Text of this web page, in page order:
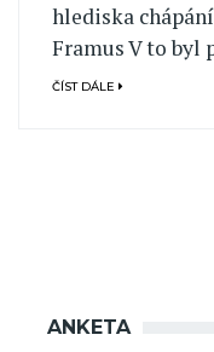
hlediska
Framus V to byl
ČÍST DÁLE
ANKETA